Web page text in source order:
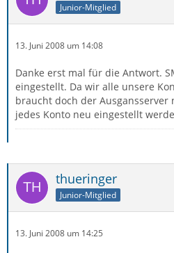
Junior-Mitglied
13. Juni 2008 um 14:08
Danke erst mal für die Antwort.
eingestellt. Da wir alle unsere
braucht doch der
jedes Konto neu eingestellt
thueringer
Junior-Mitglied
13. Juni 2008 um 14:25